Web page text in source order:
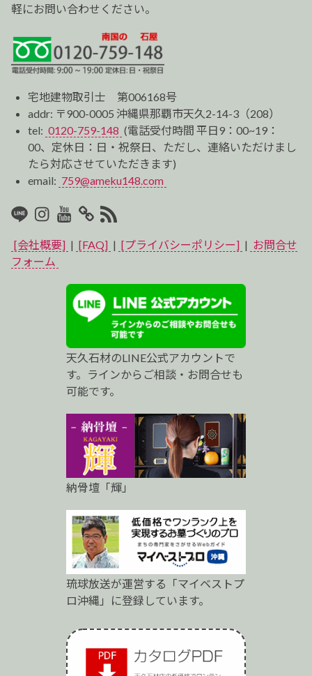
軽にお問い合わせください。
宅地建物取引士 第006168号
addr: 〒900-0005 沖縄県那覇市天久2-14-3（208）
tel: 0120-759-148 (電話受付時間 平日9：00~19：
00、定休日：日・祝祭日、ただし、連絡いただけまし
たら対応させていただきます)
email: 759@ameku148.com
LINEInstagram
Youtube
マ
イ
ス
ト
ロ
RSS2
[会社概要] | [FAQ] | [プライバシーポリシー] | お問合せ
フォーム
天久石材のLINE公式アカウントで
す。ラインからご相談・お問合せも
可能です。
納骨壇「輝」
琉球放送が運営する「マイベストプ
ロ沖縄」に登録しています。